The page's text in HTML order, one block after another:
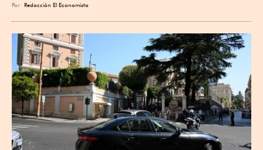
Por Redacción El Economista